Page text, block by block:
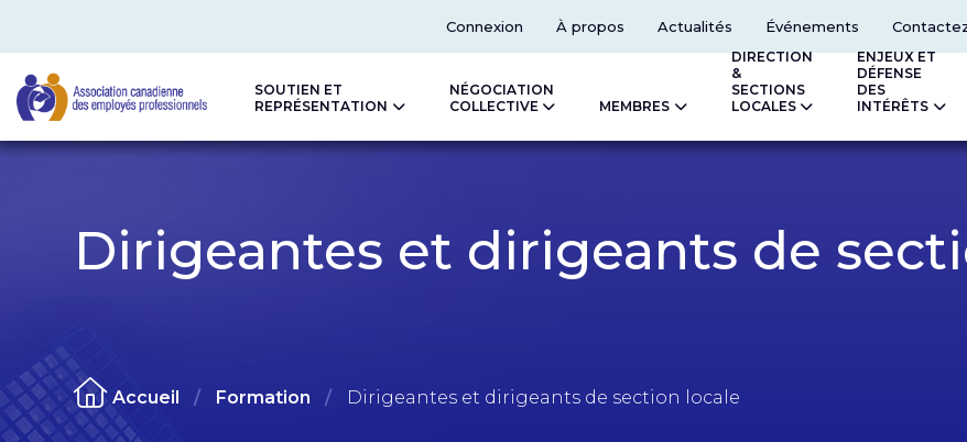
Top
Connexion À propos Actualités Événements
SOUTIEN ET
REPRÉSENTATION
NÉGOCIATION
COLLECTIVE
MEMBRES
DIRECTION
&
SECTIONS
LOCALES
ENJEUX ET
DÉFENSE
DES
INTÉRÊTS
Dirigeantes et dirigeants de
Accueil Formation Dirigeantes et dirigeants de section locale